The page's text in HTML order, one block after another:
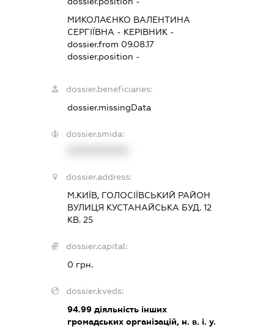
МИКОЛАЄНКО ВАЛЕНТИНА
СЕРГІЇВНА - КЕРІВНИК -
dossier.from 09.08.17
dossier.position -
dossier.beneficiaries:
dossier.missingData
dossier.smida:
dossier.address:
М.КИЇВ, ГОЛОСІЇВСЬКИЙ РАЙОН
ВУЛИЦЯ КУСТАНАЙСЬКА БУД. 12
КВ. 25
dossier.capital:
0 грн.
dossier.kveds:
94.99 діяльність інших
громадських організацій, н. в. і. у.